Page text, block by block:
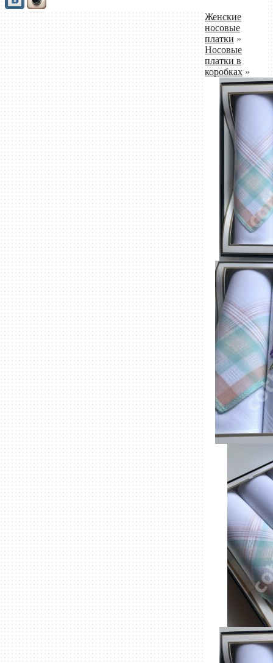
Женские
носовые
платки »
Носовые
платки в
коробках »